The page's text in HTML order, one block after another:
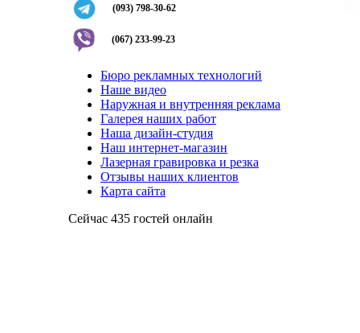
(093) 798-30-62
(067) 233-99-23
Бюро рекламных технологий
Наше видео
Наружная и внутренняя реклама
Галерея наших работ
Наша дизайн-студия
Наш интернет-магазин
Лазерная гравировка и резка
Отзывы наших клиентов
Карта сайта
Сейчас 435 гостей онлайн